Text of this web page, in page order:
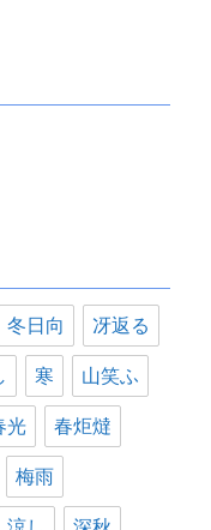
冬日向 冴返る
寒 山笑ふ
光 春炬燵
梅雨